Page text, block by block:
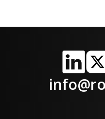
LinkedIn
X